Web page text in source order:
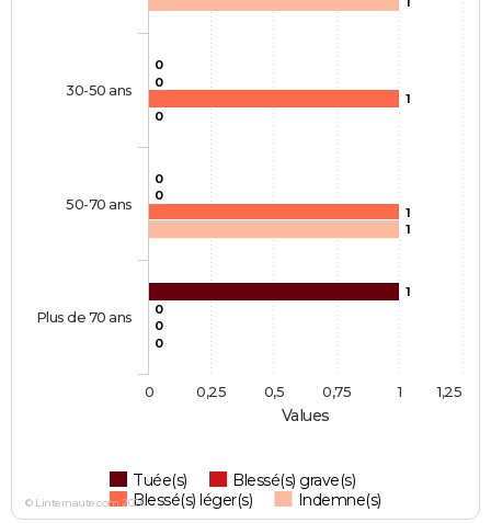
Values
0
0
1
0
0
0
1
1
0
0
1
0
Tuée(s)
Blessé(s) grave(s)
Blessé(s) léger(s)
Indemne(s)
30-50 ans
50-70 ans
Plus de 70 ans
0 1
0,25 0,5 0,75 1,25
© Linternaute.com 2026